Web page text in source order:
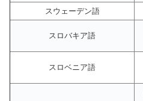
スウェーデン語
スロバキア語
スロベニア語